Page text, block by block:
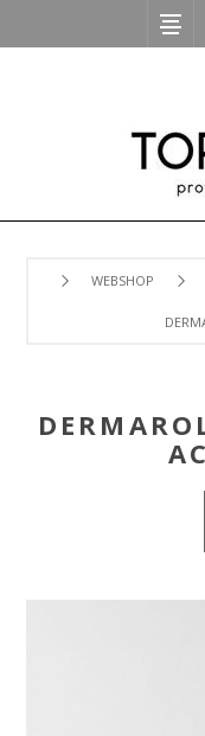
WEBSHOP